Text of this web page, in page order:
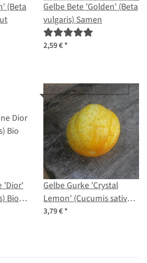
Gelbe Bete 'Golden' (Beta
vulgaris) Samen
2,59 €*
'Dior'
Bio
#PRODUCTOVERVIEW.RIBBON--100#
Gelbe Gurke 'Crystal
Lemon' (Cucumis sativus)
Bio Saatgut
3,79 €*